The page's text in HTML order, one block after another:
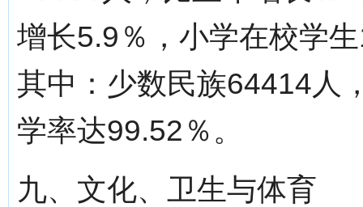
增长5.9％，小学在校学
其中：少数民族64414人
学率达99.52％。
九、文化、卫生与体育